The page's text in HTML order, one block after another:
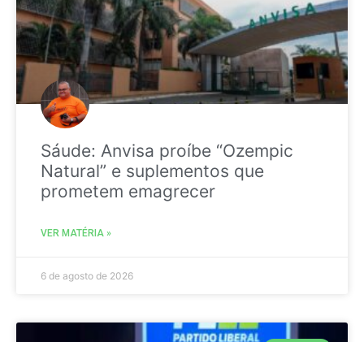
Sáude: Anvisa proíbe “Ozempic
Natural” e suplementos que
prometem emagrecer
VER MATÉRIA »
6 de agosto de 2026